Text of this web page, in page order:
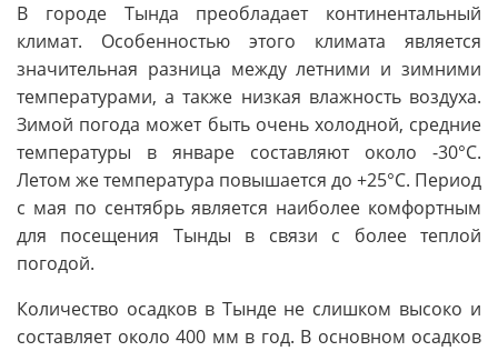
В городе Тында преобладает континентальный
климат. Особенностью этого климата является
значительная разница между летними и зимними
температурами, а также низкая влажность воздуха.
Зимой погода может быть очень холодной, средние
температуры в январе составляют около -30°C.
Летом же температура повышается до +25°C. Период
с мая по сентябрь является наиболее комфортным
для посещения Тынды в связи с более теплой
погодой.
Количество осадков в Тынде не слишком высоко и
составляет около 400 мм в год. В основном осадков